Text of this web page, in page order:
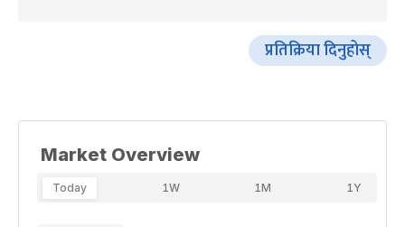
प्रतिक्रिया दिनुहोस्